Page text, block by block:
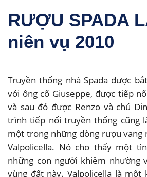
RƯỢU SPADA
niên vụ 2010
Truyền thống nhà Spada được
với ông cố Giuseppe, được tiếp
và sau đó được Renzo và chú
trình tiếp nối truyền thống cũng
một trong những dòng rượu vang
Valpolicella. Nó cho thấy một
những con người khiêm nhường
vùng đất này. Valpolicella là một